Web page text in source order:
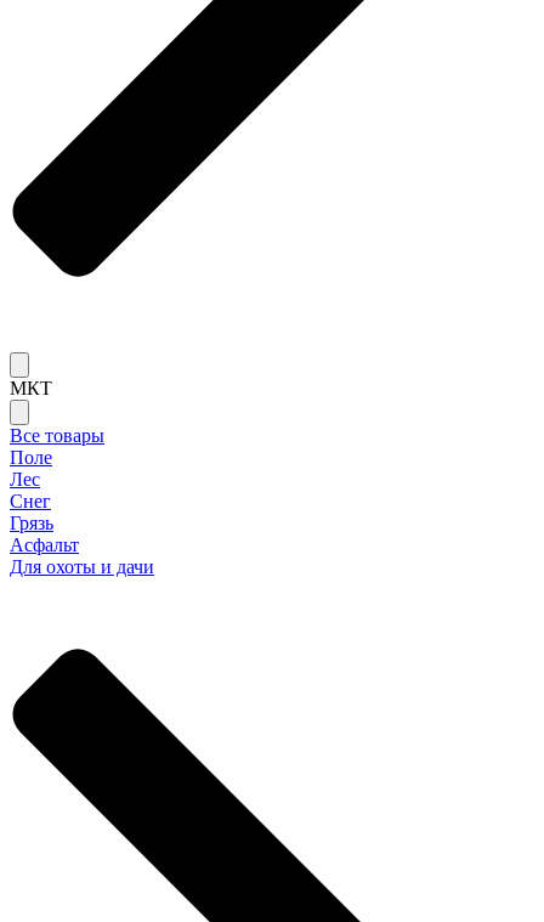
МКТ
Все товары
Поле
Лес
Снег
Грязь
Асфальт
Для охоты и дачи